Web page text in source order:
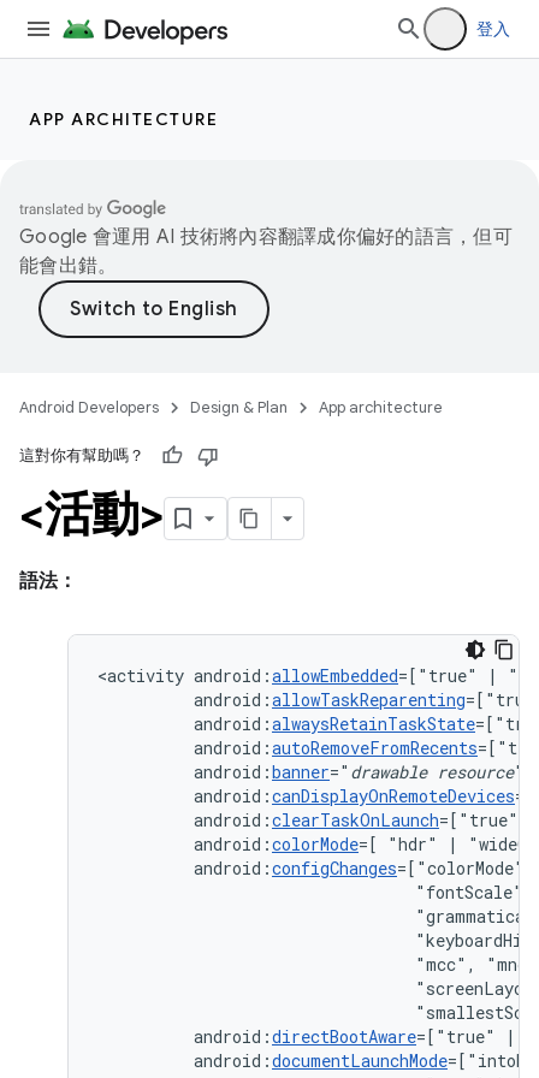
登入
APP ARCHITECTURE
Google 會運用 AI 技術將內容翻譯成你偏好的語言，但可
能會出錯。
Android Developers Design & Plan App architecture
這對你有幫助嗎？
<活動>
語法：
<activity android:allowEmbedded=["true"
|
android:allowTaskReparenting
android:alwaysRetainTaskState
android:autoRemoveFromRecents
android:banner=" drawable resource
android:canDisplayOnRemoteDevices
android:clearTaskOnLaunch=["true"
android:colorMode=[ "hdr"
|
android:configChanges=["colorMode",
"fontScale",
"mcc",
android:directBootAware=["true"
|
android:documentLaunchMode